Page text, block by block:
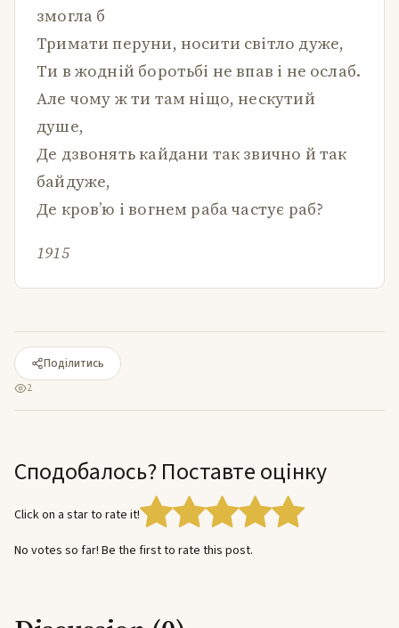
змогла б
Тримати перуни, носити світло дуже,
Ти в жодній боротьбі не впав і не ослаб.
Але чому ж ти там ніщо, нескутий
душе,
Де дзвонять кайдани так звично й так
байдуже,
Де кров’ю і вогнем раба частує раб?
1915
Поділитись
2
Сподобалось? Поставте оцінку
Click on a star to rate it!
No votes so far! Be the first to rate this post.